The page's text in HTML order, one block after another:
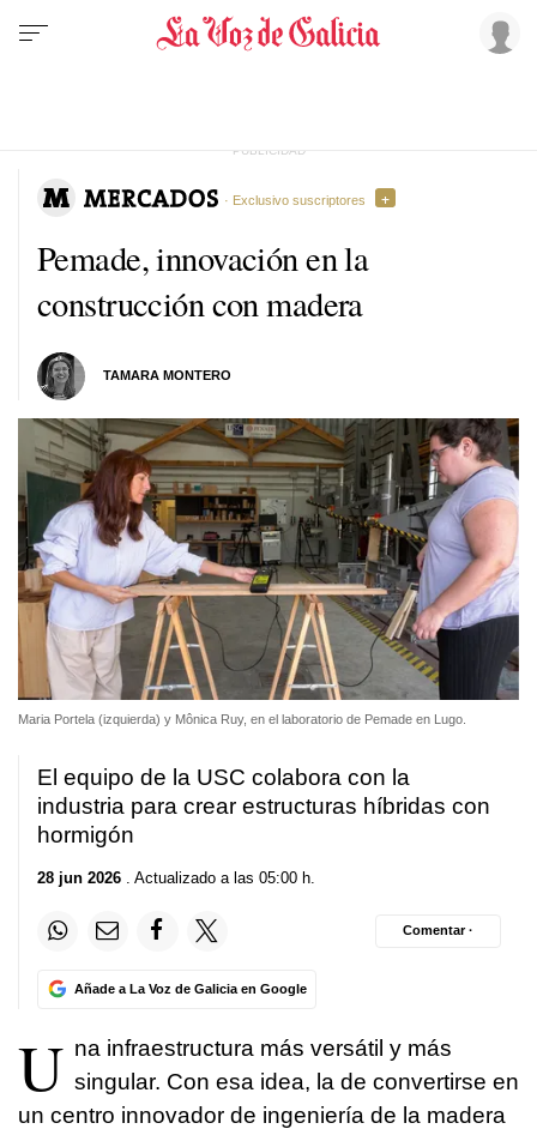
Pemade, innovación en la
construcción con madera
TAMARA MONTERO
· Exclusivo suscriptores
Maria Portela (izquierda) y Mônica Ruy, en el laboratorio de Pemade en Lugo.
El equipo de la USC colabora con la
industria para crear estructuras híbridas con
hormigón
28 jun 2026 . Actualizado a las 05:00 h.
Añade a La Voz de Galicia en Google
Comentar ·
U na infraestructura más versátil y más
singular. Con esa idea, la de convertirse en
un centro innovador de ingeniería de la madera